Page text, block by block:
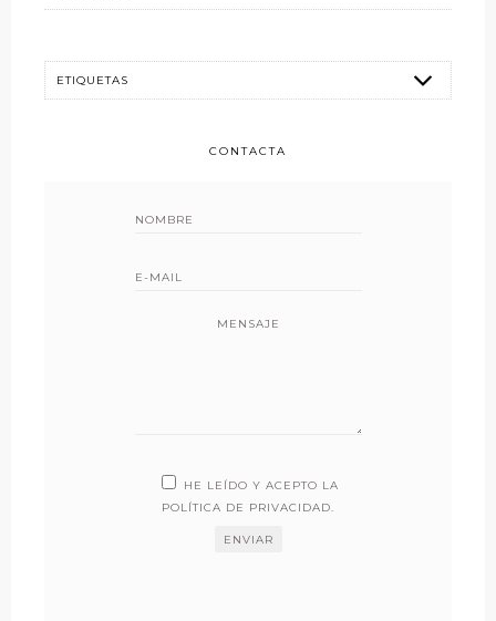
CONTACTA
MENSAJE
HE LEÍDO Y ACEPTO LA
POLÍTICA DE PRIVACIDAD.